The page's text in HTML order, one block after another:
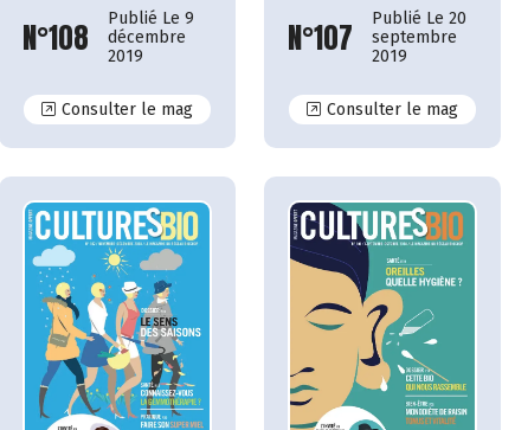
N°108
Publié Le 9
décembre
2019
Consulter le magN°108
N°107
Publié Le 20
septembre
2019
Consulter le magN°107